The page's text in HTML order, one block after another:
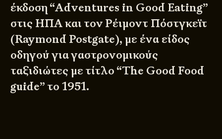
έκδοση “Adventures in Good Eating”
στις ΗΠΑ και τον Ρέιμοντ Πόστγκεϊτ
(Raymond Postgate), με ένα είδος
οδηγού για γαστρονομικούς
ταξιδιώτες με τίτλο “The Good Food
guide” το 1951.